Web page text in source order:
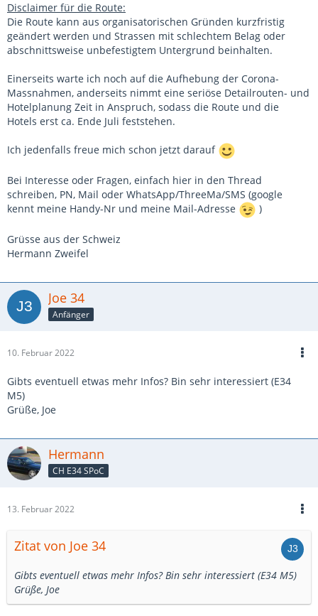
Disclaimer für die Route:
Die Route kann aus organisatorischen Gründen kurzfristig
geändert werden und Strassen mit schlechtem Belag oder
abschnittsweise unbefestigtem Untergrund beinhalten.
Einerseits warte ich noch auf die Aufhebung der Corona-
Massnahmen, anderseits nimmt eine seriöse Detailrouten- und
Hotelplanung Zeit in Anspruch, sodass die Route und die
Hotels erst ca. Ende Juli feststehen.
Ich jedenfalls freue mich schon jetzt darauf
Bei Interesse oder Fragen, einfach hier in den Thread
schreiben, PN, Mail oder WhatsApp/ThreeMa/SMS (google
kennt meine Handy-Nr und meine Mail-Adresse
)
Grüsse aus der Schweiz
Hermann Zweifel
Joe 34
Anfänger
10. Februar 2022
Gibts eventuell etwas mehr Infos? Bin sehr interessiert (E34
M5)
Grüße, Joe
Hermann
CH E34 SPoC
13. Februar 2022
Zitat von Joe 34
Gibts eventuell etwas mehr Infos? Bin sehr interessiert (E34 M5)
Grüße, Joe